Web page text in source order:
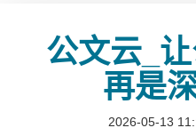
公文云_
再是
2026-05-13